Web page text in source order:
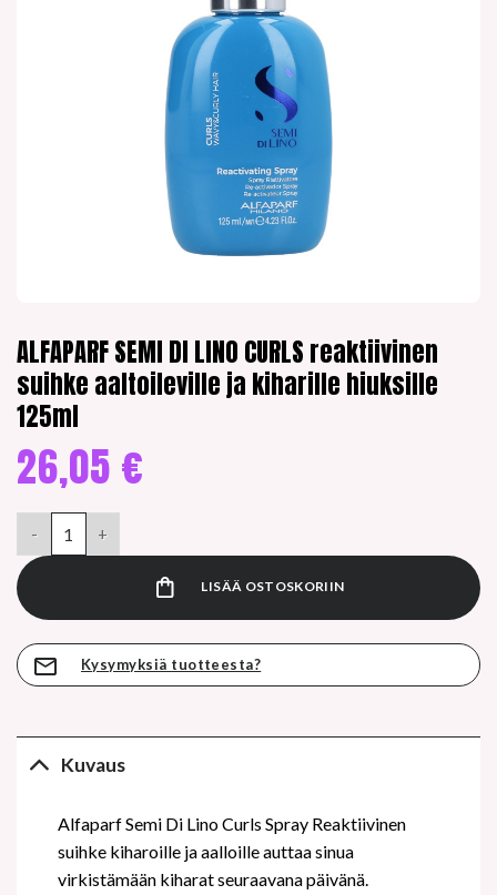
ALFAPARF SEMI DI LINO CURLS reaktiivinen
suihke aaltoileville ja kiharille hiuksille
125ml
26,05 €
LISÄÄ OSTOSKORIIN
Kysymyksiä tuotteesta?
Kuvaus
Alfaparf Semi Di Lino Curls Spray Reaktiivinen
suihke kiharoille ja aalloille auttaa sinua
virkistämään kiharat seuraavana päivänä.